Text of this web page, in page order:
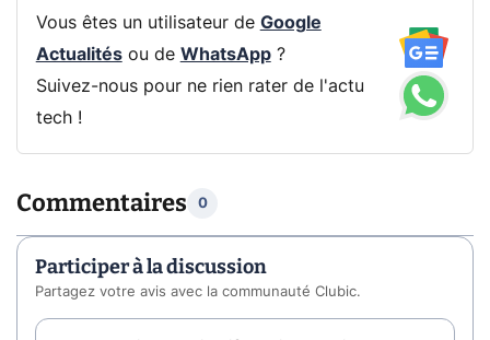
Vous êtes un utilisateur de Google
Actualitésou de WhatsApp?
Suivez-nous pour ne rien rater de l'actu
tech !
Commentaires 0
Participer à la discussion
Partagez votre avis avec la communauté Clubic.